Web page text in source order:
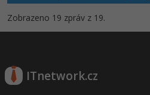
Zobrazeno 19 zpráv z 19.
ITnetwork.cz